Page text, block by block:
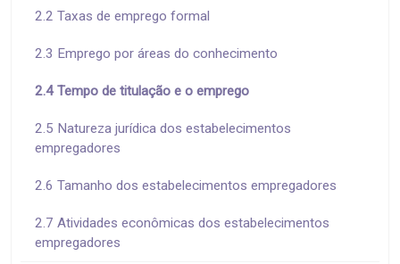
2.2 Taxas de emprego formal
2.3 Emprego por áreas do conhecimento
2.4 Tempo de titulação e o emprego
2.5 Natureza jurídica dos estabelecimentos
empregadores
2.6 Tamanho dos estabelecimentos empregadores
2.7 Atividades econômicas dos estabelecimentos
empregadores